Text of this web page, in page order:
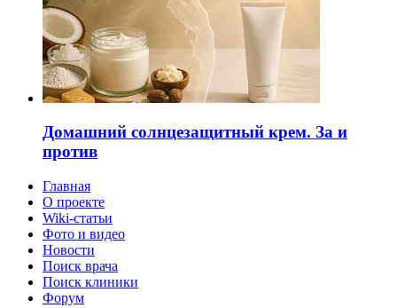
Домашний солнцезащитный крем. За и
против
Главная
О проекте
Wiki-статьи
Фото и видео
Новости
Поиск врача
Поиск клиники
Форум